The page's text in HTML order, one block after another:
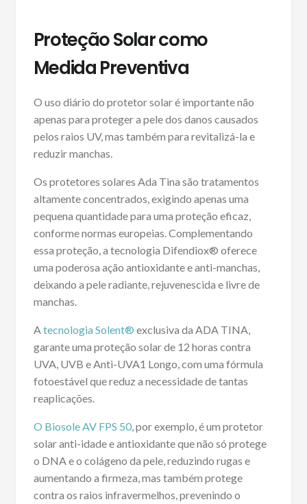
Proteção Solar como
Medida Preventiva
O uso diário do protetor solar é importante não
apenas para proteger a pele dos danos causados
pelos raios UV, mas também para revitalizá-la e
reduzir manchas.
Os protetores solares Ada Tina são tratamentos
altamente concentrados, exigindo apenas uma
pequena quantidade para uma proteção eficaz,
conforme normas europeias. Complementando
essa proteção, a tecnologia Difendiox® oferece
uma poderosa ação antioxidante e anti-manchas,
deixando a pele radiante, rejuvenescida e livre de
manchas.
Atecnologia Solent® exclusiva da ADA TINA,
garante uma proteção solar de 12 horas contra
UVA, UVB e Anti-UVA1 Longo, com uma fórmula
fotoestável que reduz a necessidade de tantas
reaplicações.
O Biosole AV FPS 50, por exemplo, é um protetor
solar anti-idade e antioxidante que não só protege
o DNA e o colágeno da pele, reduzindo rugas e
aumentando a firmeza, mas também protege
contra os raios infravermelhos, prevenindo o